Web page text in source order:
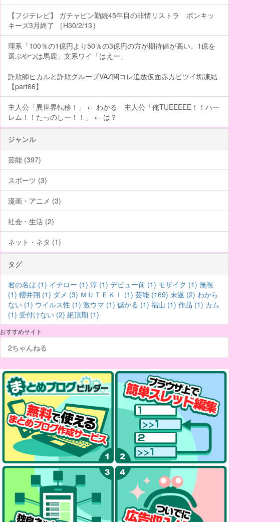
【フジテレビ】 ガチャピン勤続45年目の非情リストラ ポンキッ
キーズ3月終了 ［H30/2/13］
理系「100％の1億円より50％の3億円の方が期待値が高い。1億を
選ぶやつは馬鹿」文系ワイ「はえー」
詐欺師ヒカルと詐欺グループVAZ関コレ追放仮面赤カビツイ垢凍結
【part66】
主人公「異世界転移！」 ← わかる 主人公「俺TUEEEEE！！ハー
レム！！たっのしー！！」 ← は？
ジャンル
芸能 (397)
スポーツ (3)
漫画・アニメ (3)
社会・生活 (2)
ネット・ネタ (1)
タグ
君の名は (1) イチロー (1) 淳 (1) デビュー前 (1) モザイク (1) 無視
(1) 櫻井翔 (1) ダメ (3) ＭＵＴＥＫＩ (1) 芸能 (169) 未遂 (2) わから
ない (1) ウイルス性 (1) 激ウマ (1) 儲かる (1) 福山 (1) 作品 (1) カム
(1) 受付けない (2) 絶頂期 (1)
おすすめサイト
2ちゃんねる